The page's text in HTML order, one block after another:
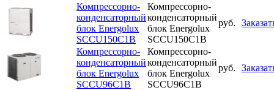
Компрессорно-
конденсаторный
блок Energolux
SCCU150C1B
Компрессорно-
конденсаторный
блок Energolux
SCCU150C1B
руб.
Компрессорно-
конденсаторный
блок Energolux
SCCU96C1B
Компрессорно-
конденсаторный
блок Energolux
SCCU96C1B
руб.